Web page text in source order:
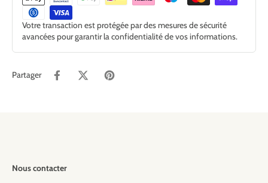
Votre transaction est protégée par des mesures de sécurité
avancées pour garantir la confidentialité de vos informations.
Partager
Nous contacter